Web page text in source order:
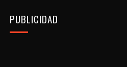
PUBLICIDAD